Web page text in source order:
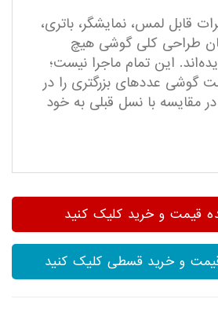
قابل لمس، نمایشگر، باتری،
طراحی کلی گوشی هیچ
این تمام ماجرا نیست؛
گوشی عددهای بزرگتری را در
با نسل قبلی به خود
قیمت و خرید کلیک کنید
و خرید قسطی کلیک کنید